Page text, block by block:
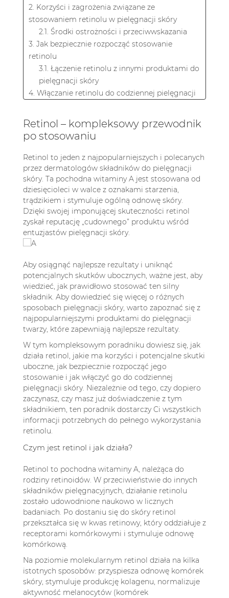
2. Korzyści i zagrożenia związane ze
stosowaniem retinolu w pielęgnacji skóry
2.1. Środki ostrożności i przeciwwskazania
3. Jak bezpiecznie rozpocząć stosowanie
retinolu
3.1. Łączenie retinolu z innymi produktami do
pielęgnacji skóry
4. Włączanie retinolu do codziennej pielęgnacji
5. Wnioski
6. Często zadawane pytania
6.1. Jak często należy stosować retinol na
początku?
6.2. Czy retinol można stosować w
połączeniu z innymi składnikami aktywnymi,
np. kwasami lub witaminą C?
6.3. Co robić, gdy retinol podrażnia skórę?
6.4. Czy retinol jest bezpieczny w okresie
ciąży i karmienia piersią?
Retinol – kompleksowy przewodnik
po stosowaniu
Retinol to jeden z najpopularniejszych i polecanych
przez dermatologów składników do pielęgnacji
skóry. Ta pochodna witaminy A jest stosowana od
dziesięcioleci w walce z oznakami starzenia,
trądzikiem i stymuluje ogólną odnowę skóry.
Dzięki swojej imponującej skuteczności retinol
zyskał reputację „cudownego” produktu wśród
entuzjastów pielęgnacji skóry.
Aby osiągnąć najlepsze rezultaty i uniknąć
potencjalnych skutków ubocznych, ważne jest, aby
wiedzieć, jak prawidłowo stosować ten silny
składnik. Aby dowiedzieć się więcej o różnych
sposobach pielęgnacji skóry, warto zapoznać się z
najpopularniejszymi produktami do pielęgnacji
twarzy, które zapewniają najlepsze rezultaty.
W tym kompleksowym poradniku dowiesz się, jak
działa retinol, jakie ma korzyści i potencjalne skutki
uboczne, jak bezpiecznie rozpocząć jego
stosowanie i jak włączyć go do codziennej
pielęgnacji skóry. Niezależnie od tego, czy dopiero
zaczynasz, czy masz już doświadczenie z tym
składnikiem, ten poradnik dostarczy Ci wszystkich
informacji potrzebnych do pełnego wykorzystania
retinolu.
Czym jest retinol i jak działa?
Retinol to pochodna witaminy A, należąca do
rodziny retinoidów. W przeciwieństwie do innych
składników pielęgnacyjnych, działanie retinolu
zostało udowodnione naukowo w licznych
badaniach. Po dostaniu się do skóry retinol
przekształca się w kwas retinowy, który oddziałuje z
receptorami komórkowymi i stymuluje odnowę
komórkową.
Na poziomie molekularnym retinol działa na kilka
istotnych sposobów: przyspiesza odnowę komórek
skóry, stymuluje produkcję kolagenu, normalizuje
aktywność melanocytów (komórek